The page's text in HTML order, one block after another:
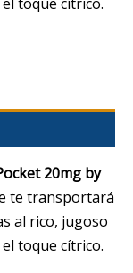
20mg by
te transportará
al rico, jugoso
toque cítrico.